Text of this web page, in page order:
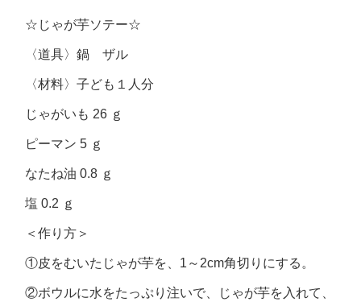
☆じゃが芋ソテー☆
〈道具〉鍋 ザル
〈材料〉子ども１人分
じゃがいも 26 ｇ
ピーマン 5 ｇ
なたね油 0.8 ｇ
塩 0.2 ｇ
＜作り方＞
①皮をむいたじゃが芋を、1～2cm角切りにする。
②ボウルに水をたっぷり注いで、じゃが芋を入れて、